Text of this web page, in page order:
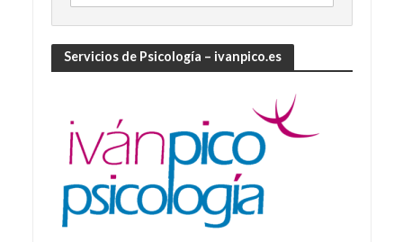
Servicios de Psicología – ivanpico.es